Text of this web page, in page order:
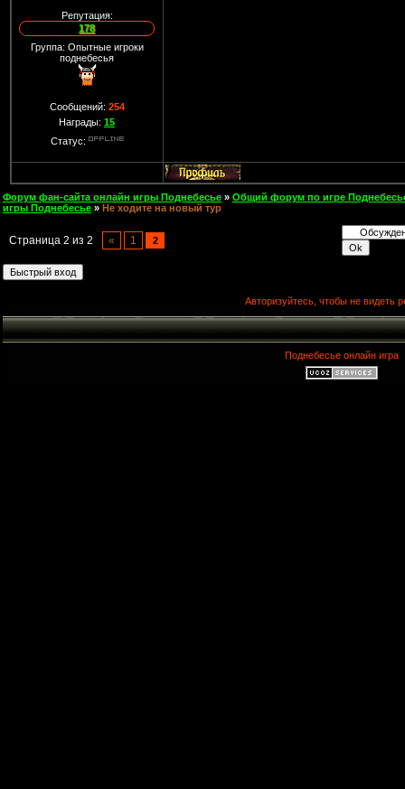
Репутация:
178
Группа: Опытные игроки
поднебесья
Сообщений: 254
Награды: 15
Статус:
Форум фан-сайта онлайн игры Поднебесье » Общий форум по игре
игры Поднебесье » Не ходите на новый тур
Страница 2 из 2 « 1 2
Авторизуйтесь, чтобы не видеть
Поднебесье онлайн игра